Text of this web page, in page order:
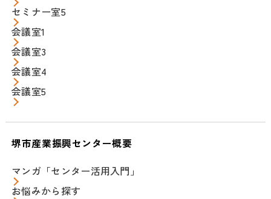
セミナー室5
会議室1
会議室3
会議室4
会議室5
堺市産業振興センター概要
マンガ「センター活用入門」
お悩みから探す